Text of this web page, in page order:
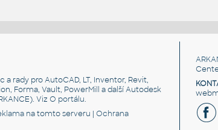
a rady pro AutoCAD, LT, Inventor, Revit,
Forma, Vault, PowerMill a další Autodesk
VizO portálu.
na tomto serveru |Ochrana